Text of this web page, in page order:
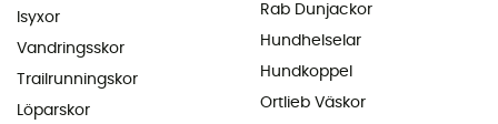
Isyxor
Vandringsskor
Trailrunningskor
Löparskor
Rab Dunjackor
Hundhelselar
Hundkoppel
Ortlieb Väskor